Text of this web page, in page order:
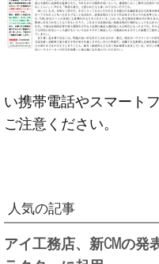
い携帯電話やスマート
ご注意ください。
人気の記事
アイ工務店、新CMの